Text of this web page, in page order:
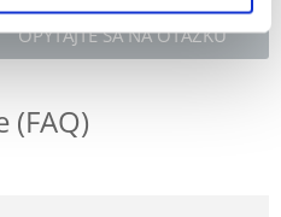
OPÝTAJTE SA NA OTÁZKU
(FAQ)